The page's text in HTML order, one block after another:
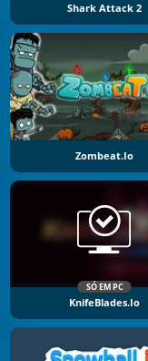
Shark Attack 2
Zombeat.io
SÓ EM PC
KnifeBlades.io